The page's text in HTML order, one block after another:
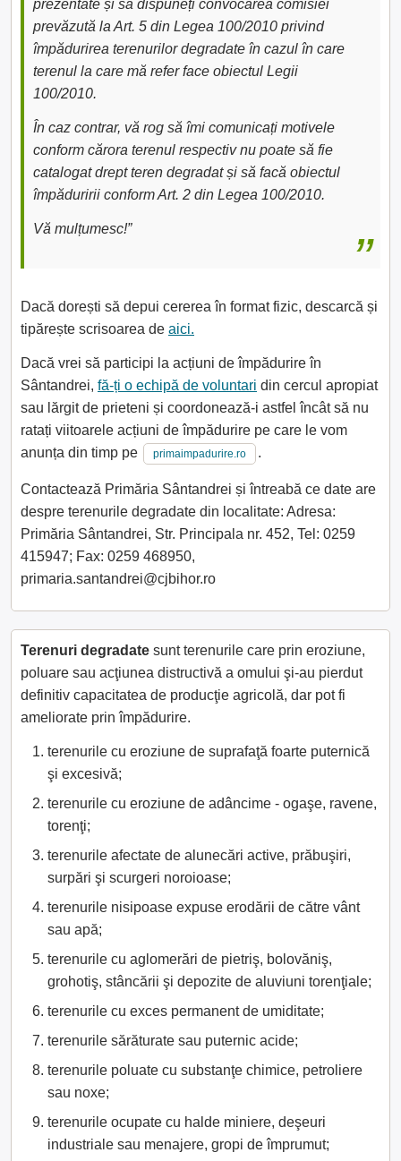
prezentate și să dispuneți convocarea comisiei
prevăzută la Art. 5 din Legea 100/2010 privind
împădurirea terenurilor degradate în cazul în care
terenul la care mă refer face obiectul Legii
100/2010.
În caz contrar, vă rog să îmi comunicați motivele
conform cărora terenul respectiv nu poate să fie
catalogat drept teren degradat și să facă obiectul
împăduririi conform Art. 2 din Legea 100/2010.
Vă mulțumesc!”
Dacă dorești să depui cererea în format fizic, descarcă și
tipărește scrisoarea de aici.
Dacă vrei să participi la acțiuni de împădurire în
Sântandrei, fă-ți o echipă de voluntari din cercul apropiat
sau lărgit de prieteni și coordonează-i astfel încât să nu
ratați viitoarele acțiuni de împădurire pe care le vom
anunța din timp pe
primaimpadurire.ro .
Contactează Primăria Sântandrei și întreabă ce date are
despre terenurile degradate din localitate: Adresa:
Primăria Sântandrei, Str. Principala nr. 452, Tel: 0259
415947; Fax: 0259 468950,
primaria.santandrei@cjbihor.ro
Terenuri degradate sunt terenurile care prin eroziune,
poluare sau acţiunea distructivă a omului şi-au pierdut
definitiv capacitatea de producţie agricolă, dar pot fi
ameliorate prin împădurire.
terenurile cu eroziune de suprafaţă foarte puternică
şi excesivă;
terenurile cu eroziune de adâncime - ogaşe, ravene,
torenţi;
terenurile afectate de alunecări active, prăbuşiri,
surpări şi scurgeri noroioase;
terenurile nisipoase expuse erodării de către vânt
sau apă;
terenurile cu aglomerări de pietriş, bolovăniş,
grohotiş, stâncării şi depozite de aluviuni torenţiale;
terenurile cu exces permanent de umiditate;
terenurile sărăturate sau puternic acide;
terenurile poluate cu substanţe chimice, petroliere
sau noxe;
terenurile ocupate cu halde miniere, deşeuri
industriale sau menajere, gropi de împrumut;